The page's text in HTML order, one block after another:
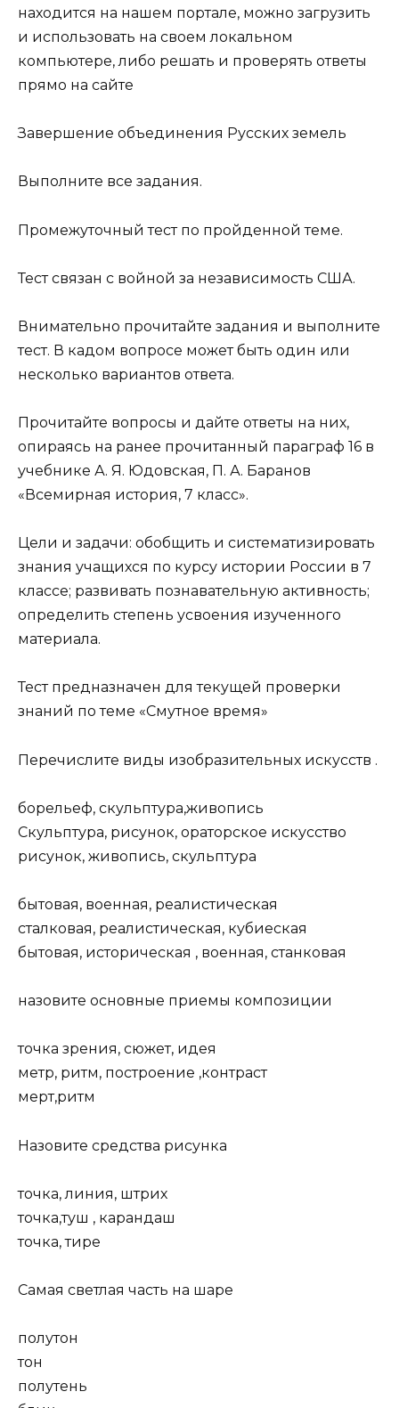
находится на нашем портале, можно загрузить
и использовать на своем локальном
компьютере, либо решать и проверять ответы
прямо на сайте
Завершение объединения Русских земель
Выполните все задания.
Промежуточный тест по пройденной теме.
Тест связан с войной за независимость США.
Внимательно прочитайте задания и выполните
тест. В кадом вопросе может быть один или
несколько вариантов ответа.
Прочитайте вопросы и дайте ответы на них,
опираясь на ранее прочитанный параграф 16 в
учебнике А. Я. Юдовская, П. А. Баранов
«Всемирная история, 7 класс».
Цели и задачи: обобщить и систематизировать
знания учащихся по курсу истории России в 7
классе; развивать познавательную активность;
определить степень усвоения изученного
материала.
Тест предназначен для текущей проверки
знаний по теме «Смутное время»
Перечислите виды изобразительных искусств .
борельеф, скульптура,живопись
Скульптура, рисунок, ораторское искусство
рисунок, живопись, скульптура
бытовая, военная, реалистическая
сталковая, реалистическая, кубиеская
бытовая, историческая , военная, станковая
назовите основные приемы композиции
точка зрения, сюжет, идея
метр, ритм, построение ,контраст
мерт,ритм
Назовите средства рисунка
точка, линия, штрих
точка,туш , карандаш
точка, тире
Самая светлая часть на шаре
полутон
тон
полутень